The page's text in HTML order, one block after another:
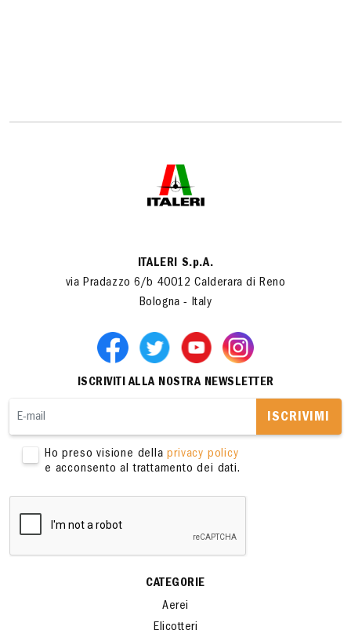
ITALERI S.p.A.
via Pradazzo 6/b 40012 Calderara di Reno
Bologna - Italy
ISCRIVITI ALLA NOSTRA NEWSLETTER
ISCRIVIMI
Ho preso visione dellaprivacy policy
e acconsento al trattamento dei dati.
CATEGORIE
Aerei
Elicotteri